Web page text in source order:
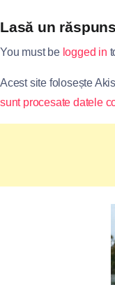
Lasă un răspuns
You must be logged in
Acest site folosește
sunt procesate datele